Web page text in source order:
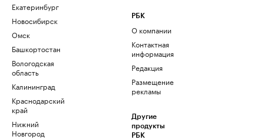
Екатеринбург
Новосибирск
Омск
Башкортостан
Вологодская
область
Калининград
Краснодарский
край
Нижний
Новгород
РБК
О компании
Контактная
информация
Редакция
Размещение
рекламы
Другие
продукты
РБК